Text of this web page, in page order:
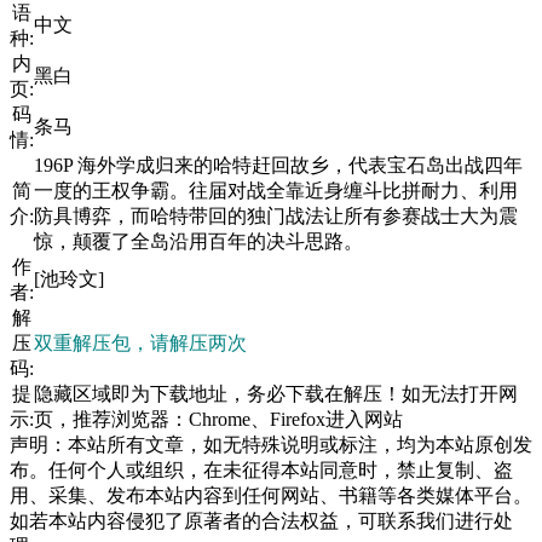
语
种:
中文
内
页:
黑白
码
情:
条马
简
介:
196P 海外学成归来的哈特赶回故乡，代表宝石岛出战四年
一度的王权争霸。往届对战全靠近身缠斗比拼耐力、利用
防具博弈，而哈特带回的独门战法让所有参赛战士大为震
惊，颠覆了全岛沿用百年的决斗思路。
作
者:
[池玲文]
解
压
码:
双重解压包，请解压两次
提
示:
隐藏区域即为下载地址，务必下载在解压！如无法打开网
页，推荐浏览器：Chrome、Firefox进入网站
声明：本站所有文章，如无特殊说明或标注，均为本站原创发
布。任何个人或组织，在未征得本站同意时，禁止复制、盗
用、采集、发布本站内容到任何网站、书籍等各类媒体平台。
如若本站内容侵犯了原著者的合法权益，可联系我们进行处